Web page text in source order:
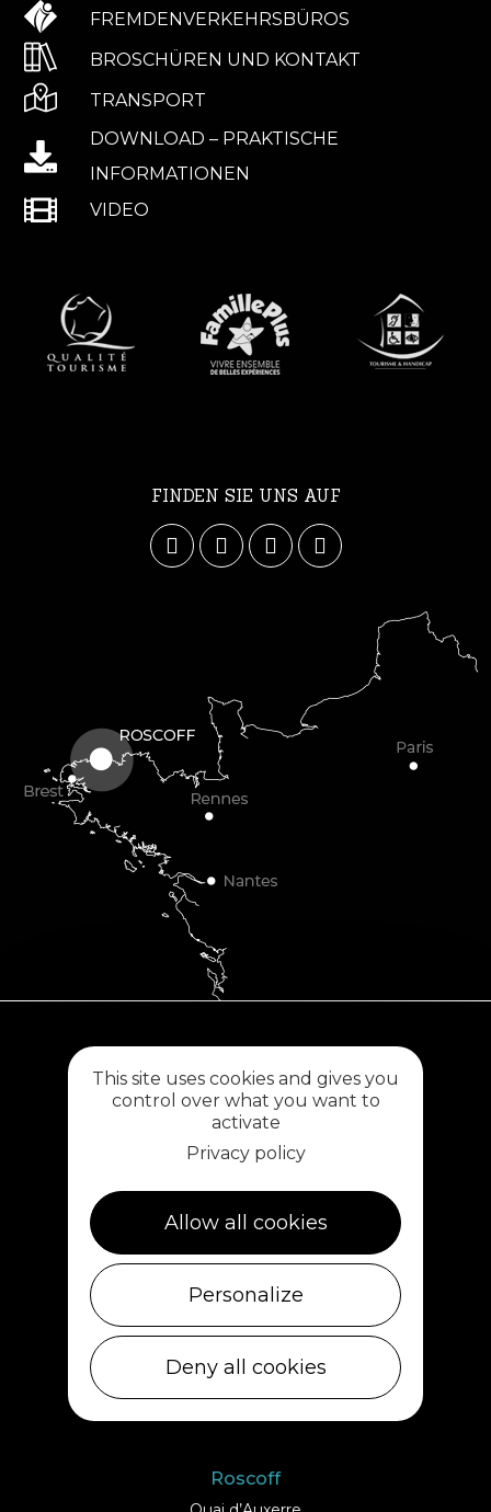
FREMDENVERKEHRSBÜROS
BROSCHÜREN UND KONTAKT
TRANSPORT
DOWNLOAD – PRAKTISCHE
INFORMATIONEN
VIDEO
FINDEN SIE UNS AUF
5, rue des Halles
29430 PLOUESCAT
1 rue de Plouescat
29233 CLÉDER
Ile de Batz
Débarcadère
Roscoff
This site uses cookies and gives you
control over what you want to
activate
Privacy policy
Allow all cookies
Personalize
Deny all cookies